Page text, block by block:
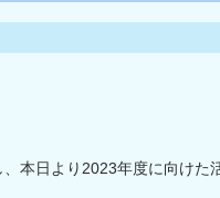
本日より2023年度に向けた